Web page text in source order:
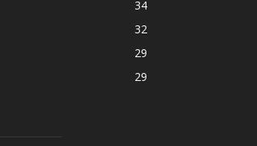
34
32
29
29